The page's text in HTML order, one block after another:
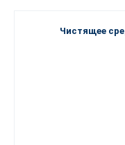
Чистящее